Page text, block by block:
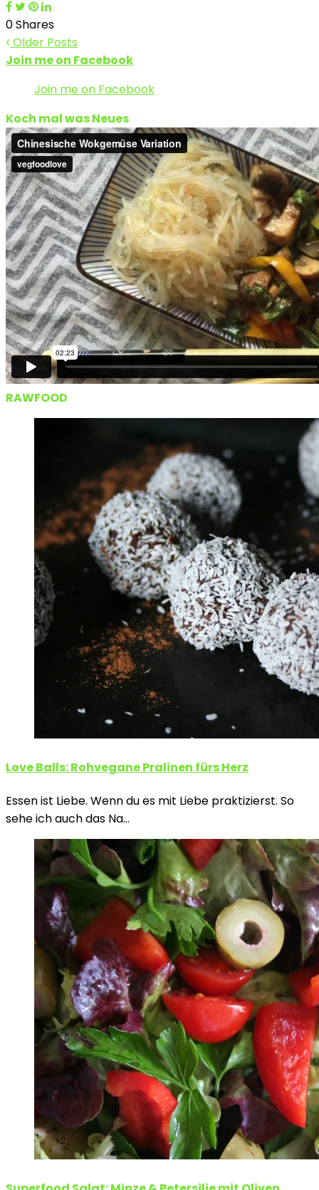
0 Shares
Older Posts
Join me on Facebook
Join me on Facebook
Koch mal was Neues
RAWFOOD
Love Balls: Rohvegane Pralinen fürs Herz
Essen ist Liebe. Wenn du es mit Liebe praktizierst. So
sehe ich auch das Na…